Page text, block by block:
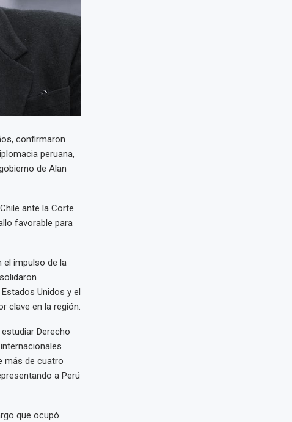
confirmaron
peruana,
de Alan
ante la Corte
favorable para
el impulso de la
Unidos y el
clave en la región.
Derecho
más de cuatro
a Perú
que ocupó